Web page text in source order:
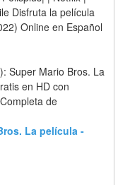
Disfruta la película
Online en Español
Super Mario Bros. La
en HD con
de
La película -